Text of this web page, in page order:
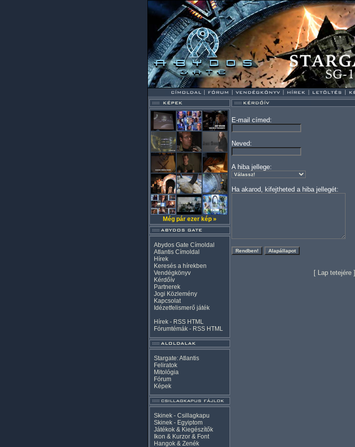
Még pár ezer kép »
Abydos Gate Címoldal
Atlantis Címoldal
Hírek
Keresés a hírekben
Vendégkönyv
Kérdőív
Partnerek
Jogi Közlemény
Kapcsolat
Idézetfelismerő játék
Hírek - RSS HTML
Fórumtémák - RSS HTML
Stargate: Atlantis
Feliratok
Mitológia
Fórum
Képek
Skinek - Csillagkapu
Skinek - Egyiptom
Játékok & Kiegészítők
Ikon & Kurzor & Font
Hangok & Zenék
E-mail címed:
Neved:
A hiba jellege:
Ha akarod, kifejtheted a hiba jellegét:
[ Lap tetejére]